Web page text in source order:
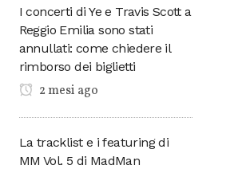
I concerti di Ye e Travis Scott a
Reggio Emilia sono stati
annullati: come chiedere il
rimborso dei biglietti
2 mesi ago
La tracklist e i featuring di
MM Vol. 5 di MadMan